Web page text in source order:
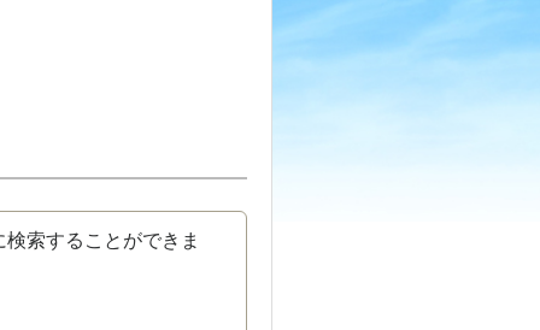
索することができま